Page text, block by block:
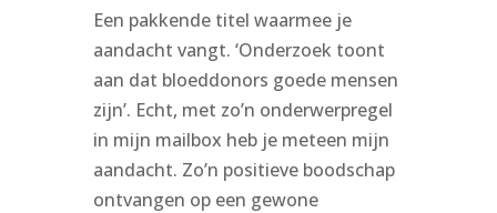
Een pakkende titel waarmee je
aandacht vangt. ‘Onderzoek toont
aan dat bloeddonors goede mensen
zijn’. Echt, met zo’n onderwerpregel
in mijn mailbox heb je meteen mijn
aandacht. Zo’n positieve boodschap
ontvangen op een gewone